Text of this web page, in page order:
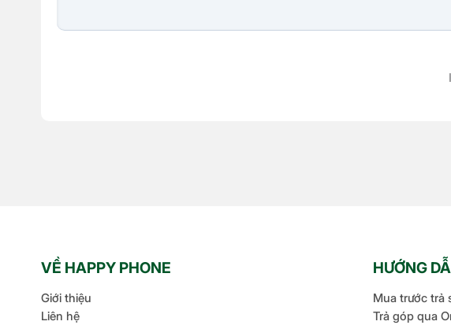
VỀ HAPPY PHONE
Giới thiệu
Liên hệ
HƯỚNG
Mua trước trả
Trả góp qua